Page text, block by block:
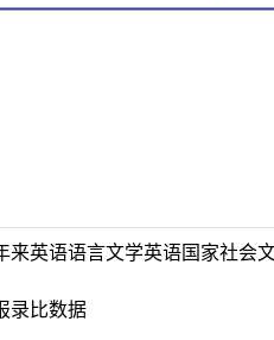
来英语语言文学英语国家社会
录比数据